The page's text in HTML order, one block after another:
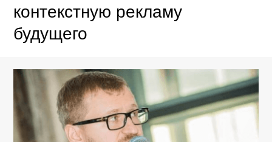
контекстную рекламу
будущего